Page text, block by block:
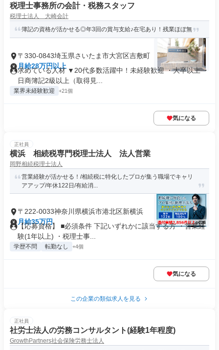
税理士事務所の会計・税務スタッフ
税理士法人 大崎会計
簿記の資格が活かせる◎年3回の賞与支給♪在宅あり！残業ほぼ無
〒330-0843埼玉県さいたま市大宮区吉敷町
月給28万円以上
求めている人材 ▼20代多数活躍中！未経験歓迎 ・大卒以上 ・
日商簿記2級以上（取得見...
業界未経験歓迎 +21個
気になる
正社員
横浜 相続税専門税理士法人 法人営業
岡野相続税理士法人
営業経験が活かせる！/相続税に特化したプロが集う職場でキャリ
アアップ/年休122日/有給消...
〒222-0033神奈川県横浜市港北区新横浜
月給35万円
【応募資格】 ■必須条件 下記いずれかに該当する方 ・営業経
験(1年以上) ・税理士事...
学歴不問 転勤なし +4個
気になる
この企業の類似求人を見る
正社員
社労士法人の労務コンサルタント(経験1年程度)
GrowthPartners社会保険労務士法人